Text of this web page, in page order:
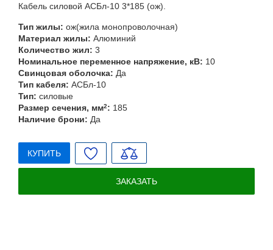
Кабель силовой АСБл-10 3*185 (ож).
Тип жилы: ож(жила монопроволочная)
Материал жилы: Алюминий
Количество жил: 3
Номинальное переменное напряжение, кВ: 10
Свинцовая оболочка: Да
Тип кабеля: АСБл-10
Тип: силовые
Размер сечения, мм2: 185
Наличие брони: Да
КУПИТЬ
ЗАКАЗАТЬ